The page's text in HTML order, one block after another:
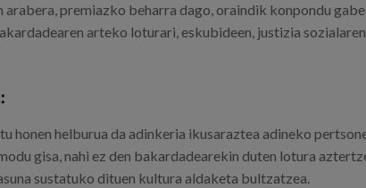
premiazko beharra dago, oraindik konpondu
arteko loturari, eskubideen, justizia
honen helburua da adinkeria ikusaraztea adineko
gisa, nahi ez den bakardadearekin duten lotura
sustatuko dituen kultura aldaketa bultzatzea.